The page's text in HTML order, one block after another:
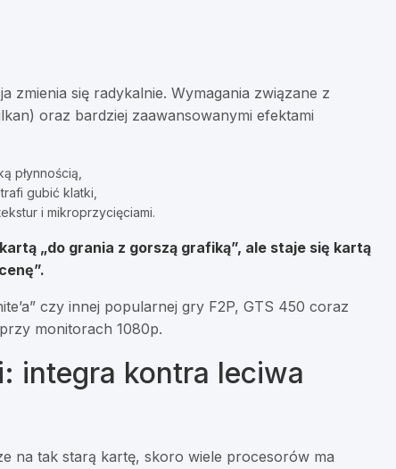
zmienia się radykalnie. Wymagania związane z
oraz bardziej zaawansowanymi efektami
płynnością,
gubić klatki,
i mikroprzycięciami.
„do grania z gorszą grafiką”, ale staje się kartą
czy innej popularnej gry F2P, GTS 450 coraz
monitorach 1080p.
integra kontra leciwa
na tak starą kartę, skoro wiele procesorów ma